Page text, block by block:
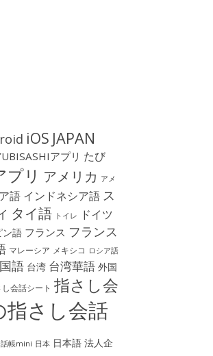
iOS JAPAN
アプリ たび
プリ アメリカ アメ
語 インドネシア語 ス
タイ語 トイレ
ドイツ
ン語 フランス フランス
マレーシア メキシコ ロシア語
語 台湾 台湾華語 外国
会話シート 指さし会
指さし会話
帳mini 日本 日本語 法人企